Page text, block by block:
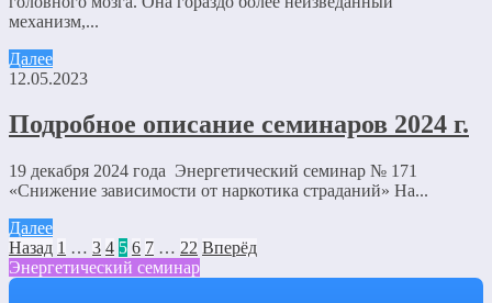
механизм,...
Далее
12.05.2023
Подробное описание семинаров 2024 г.
19 декабря 2024 года Энергетический семинар № 171
«Снижение зависимости от наркотика страданий» На...
Далее
Назад 1 … 3 4 5 6 7 … 22 Вперёд
Энергетический семинар